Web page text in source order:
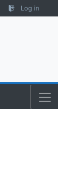
Log in